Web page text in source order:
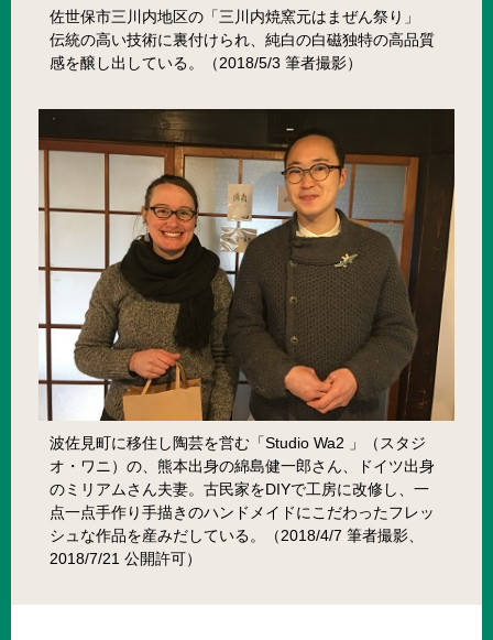
佐世保市三川内地区の「三川内焼窯元はまぜん祭り」
伝統の高い技術に裏付けられ、純白の白磁独特の高品質
感を醸し出している。（2018/5/3 筆者撮影）
波佐見町に移住し陶芸を営む「Studio Wa2 」（スタジ
オ・ワニ）の、熊本出身の綿島健一郎さん、ドイツ出身
のミリアムさん夫妻。古民家をDIYで工房に改修し、一
点一点手作り手描きのハンドメイドにこだわったフレッ
シュな作品を産みだしている。（2018/4/7 筆者撮影、
2018/7/21 公開許可）